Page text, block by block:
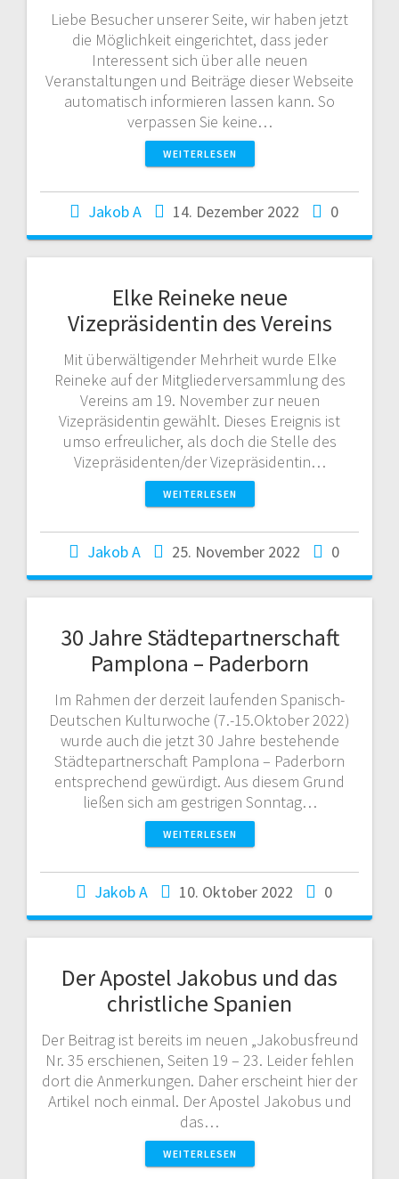
Liebe Besucher unserer Seite, wir haben jetzt
die Möglichkeit eingerichtet, dass jeder
Interessent sich über alle neuen
Veranstaltungen und Beiträge dieser Webseite
automatisch informieren lassen kann. So
verpassen Sie keine…
WEITERLESEN
Jakob A 14. Dezember 2022 0
Elke Reineke neue
Vizepräsidentin des Vereins
Mit überwältigender Mehrheit wurde Elke
Reineke auf der Mitgliederversammlung des
Vereins am 19. November zur neuen
Vizepräsidentin gewählt. Dieses Ereignis ist
umso erfreulicher, als doch die Stelle des
Vizepräsidenten/der Vizepräsidentin…
WEITERLESEN
Jakob A 25. November 2022 0
30 Jahre Städtepartnerschaft
Pamplona – Paderborn
Im Rahmen der derzeit laufenden Spanisch-
Deutschen Kulturwoche (7.-15.Oktober 2022)
wurde auch die jetzt 30 Jahre bestehende
Städtepartnerschaft Pamplona – Paderborn
entsprechend gewürdigt. Aus diesem Grund
ließen sich am gestrigen Sonntag…
WEITERLESEN
Jakob A 10. Oktober 2022 0
Der Apostel Jakobus und das
christliche Spanien
Der Beitrag ist bereits im neuen „Jakobusfreund
Nr. 35 erschienen, Seiten 19 – 23. Leider fehlen
dort die Anmerkungen. Daher erscheint hier der
Artikel noch einmal. Der Apostel Jakobus und
das…
WEITERLESEN